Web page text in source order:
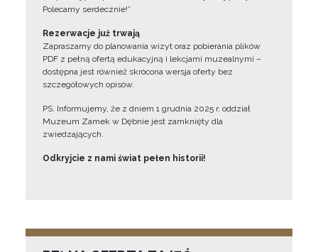
Polecamy serdecznie!”
Rezerwacje już trwają
Zapraszamy do planowania wizyt oraz pobierania plików
PDF z pełną ofertą edukacyjną i lekcjami muzealnymi –
dostępna jest również skrócona wersja oferty bez
szczegółowych opisów.
PS. Informujemy, że z dniem 1 grudnia 2025 r. oddział
Muzeum Zamek w Dębnie jest zamknięty dla
zwiedzających.
Odkryjcie z nami świat pełen historii!